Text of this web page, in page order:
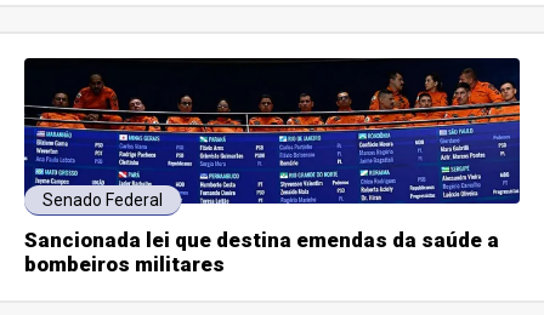
Senado Federal
Sancionada lei que destina emendas da saúde a
bombeiros militares